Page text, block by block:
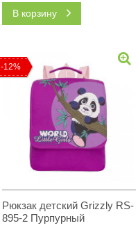
В корзину
-12%
Рюкзак детский Grizzly RS-
895-2 Пурпурный